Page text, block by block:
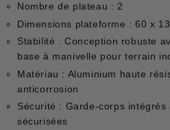
Nombre de plateau : 2
Dimensions plateforme : 60 x
Stabilité : Conception robuste
base à manivelle pour terrain
Matériau : Aluminium haute
anticorrosion
Sécurité : Garde-corps
sécurisées